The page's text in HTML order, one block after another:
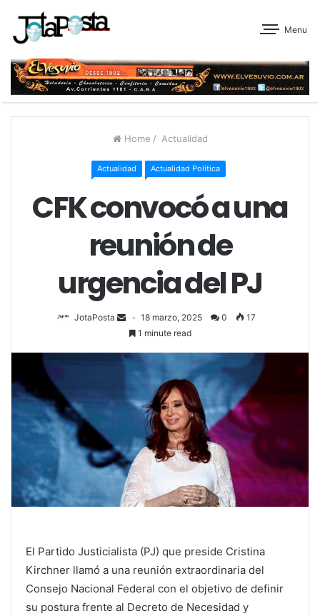
Menu
Home / Actualidad
Actualidad Actualidad Política
CFK convocó a una
reunión de
urgencia del PJ
JotaPosta 18 marzo, 2025 0
17
1 minute read
El Partido Justicialista (PJ) que preside Cristina
Kirchner llamó a una reunión extraordinaria del
Consejo Nacional Federal con el objetivo de definir
su postura frente al Decreto de Necesidad y